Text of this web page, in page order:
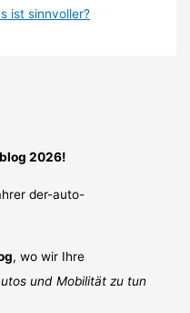
ist sinnvoller?
2026!
, wo wir Ihre
und Mobilität zu tun